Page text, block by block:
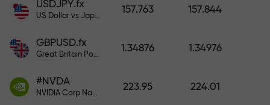
USDJPY.fx
US Dollar vs Japanese Yen
157.763 157.844
GBPUSD.fx
Great Britain Pound vs US Dollar
1.34876 1.34976
#NVDA
NVIDIA Corp Nasdaq Stock Exchange (Nasdaq) USD
223.95 224.01